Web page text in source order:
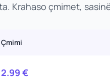
Krahaso çmimet,
Çmimi
2.99 €